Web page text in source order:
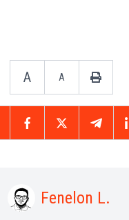
A A
Fenelon L.